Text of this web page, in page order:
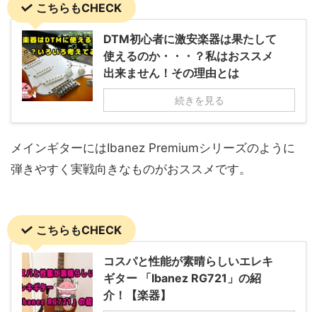
こちらもCHECK
DTM初心者に激安楽器は果たして
使えるのか・・・？私はおススメ
出来ません！その理由とは
続きを見る
メインギターにはIbanez Premiumシリーズのように
弾きやすく実戦向きなものがおススメです。
こちらもCHECK
コスパと性能が素晴らしいエレキ
ギター 「Ibanez RG721」の紹
介！【楽器】